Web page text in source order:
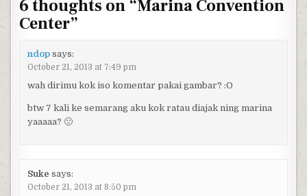
6 thoughts on “Marina Convention
Center”
ndop says:
October 21, 2013 at 7:49 pm
wah dirimu kok iso komentar pakai gambar? :O
btw 7 kali ke semarang aku kok ratau diajak ning marina
yaaaaa? 🙁
Suke says:
October 21, 2013 at 8:50 pm